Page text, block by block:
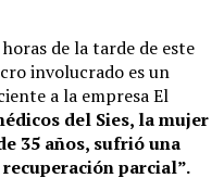
de la tarde de este
involucrado es un
a la empresa El
del Sies, la mujer
35 años, sufrió una
parcial”.